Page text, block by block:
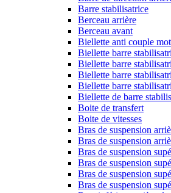
Barre stabilisatrice
Berceau arrière
Berceau avant
Biellette anti couple
Biellette barre
Biellette barre
Biellette barre
Biellette barre
Biellette de barre
Boite de transfert
Boite de vitesses
Bras de suspension
Bras de suspension
Bras de suspension
Bras de suspension
Bras de suspension
Bras de suspension